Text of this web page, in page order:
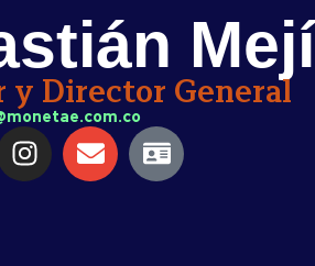
y Director General